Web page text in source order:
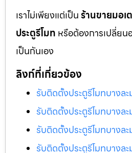
เราไม่เพียงแต่เป็นร้านขายมอเ
ประตูรีโมท หรือต้องการเปลี่ยน
เป็นกันเอง
ลิงก์ที่เกี่ยวข้อง
รับติดตั้งประตูรีโมทบางล
รับติดตั้งประตูรีโมทบางล
รับติดตั้งประตูรีโมทบางล
รับติดตั้งประตูรีโมทบางล